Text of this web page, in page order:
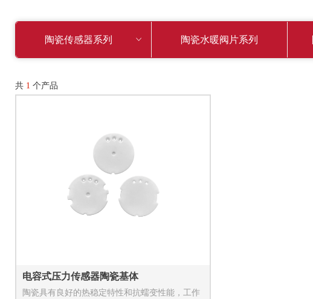
共 1 个产品
电容式压力传感器陶瓷基体
陶瓷具有良好的热稳定特性和抗蠕变性能，工作
ꀁ
陶瓷传感器系列 陶瓷水暖阀片系列